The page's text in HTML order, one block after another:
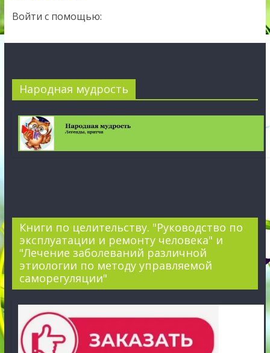
Войти с помощью:
Народная мудрость
Книги по целительству. "Руководство по
эксплуатации и ремонту человека" и
"Лечение заболеваний различной
этиологии по методу управляемой
саморегуляции"